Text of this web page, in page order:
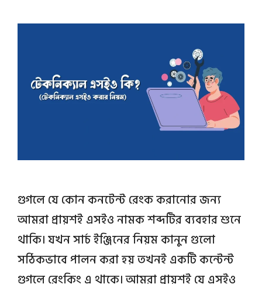
গুগলে যে কোন কনটেন্ট রেংক করানোর জন্য
আমরা প্রায়শই এসইও নামক শব্দটির ব্যবহার শুনে
থাকি। যখন সার্চ ইঞ্জিনের নিয়ম কানুন গুলো
সঠিকভাবে পালন করা হয় তখনই একটি কন্টেন্ট
গুগলে রেংকিং এ থাকে। আমরা প্রায়শই যে এসইও